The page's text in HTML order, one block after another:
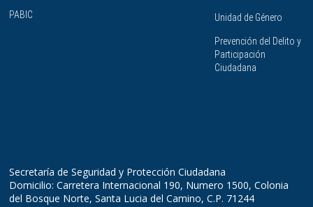
PABIC Unidad de Género
Prevención del Delito y
Participación
Ciudadana
Secretaría de Seguridad y Protección Ciudadana
Domicilio: Carretera Internacional 190, Numero 1500, Colonia
del Bosque Norte, Santa Lucia del Camino, C.P. 71244